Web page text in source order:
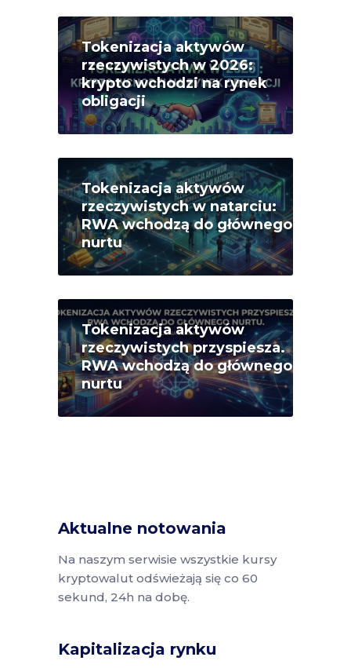
Tokenizacja aktywów
rzeczywistych w 2026:
krypto wchodzi na rynek
obligacji
Tokenizacja aktywów
rzeczywistych w natarciu:
RWA wchodzą do głównego
nurtu
Tokenizacja aktywów
rzeczywistych przyspiesza.
RWA wchodzą do głównego
nurtu
Aktualne notowania
Na naszym serwisie wszystkie kursy
kryptowalut odświeżają się co 60
sekund, 24h na dobę.
Kapitalizacja rynku